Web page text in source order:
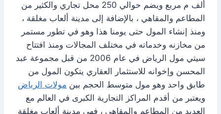
ألف م مربع ويضم حوالي 250 محل تجاري والكثير من
المطاعم والمقاهي ، بالإضافة إلى مدينة ألعاب مغلقة ،
ومنذ إنشاء المول حتى يومنا هذا وهو في تطور مستمر
من مخازنه وخدماته في مختلف المجالات ومنذ افتتاح
سيتي مول الرياض في عام 2006 من قبل مجموعة عبد
المحسن وإخوانه للاستثمار العقاري يتكون المول من
طابق واحد وهو مول متوسط الحجم بين مولات الرياض
ويعتبر من أقدم المراكز التجارية الكبرى في العالم مع
العديد من المطاعم والمقاهي ، فهي مدينة ألعاب مغلقة